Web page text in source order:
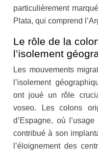
particulièrement
Plata, qui comprend
Le rôle de la
l’isolement
Les mouvements
l’isolement
ont joué un rôle
voseo. Les colons
d’Espagne, où
contribué à son
l’éloignement des